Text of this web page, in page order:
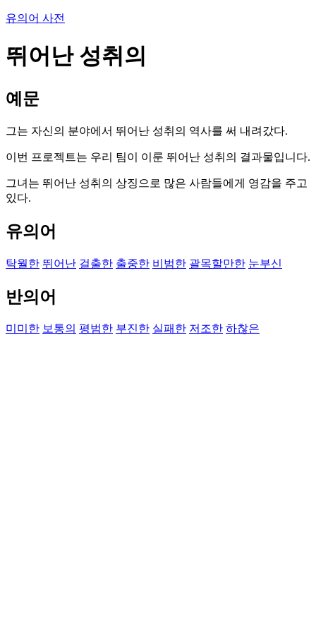
유의어 사전
뛰어난 성취의
예문
그는 자신의 분야에서 뛰어난 성취의 역사를 써 내려갔다.
이번 프로젝트는 우리 팀이 이룬 뛰어난 성취의 결과물입니다.
그녀는 뛰어난 성취의 상징으로 많은 사람들에게 영감을 주고
있다.
유의어
탁월한 뛰어난 걸출한 출중한 비범한 괄목할만한 눈부신
반의어
미미한 보통의 평범한 부진한 실패한 저조한 하찮은